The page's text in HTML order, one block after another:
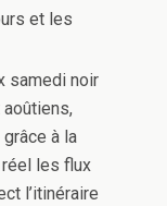
et les
samedi noir
à la
les flux
l’itinéraire